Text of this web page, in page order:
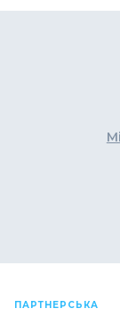
ПАРТНЕРСЬКА